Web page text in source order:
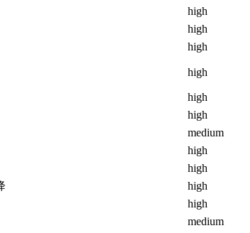
high
high
high
high
high
high
medium
high
high
high
high
medium